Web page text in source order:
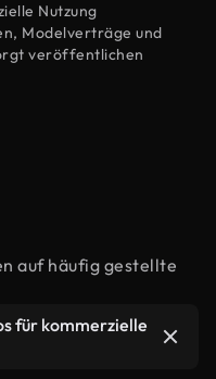
Nutzung
Modelverträge und
veröffentlichen
auf häufig gestellte
für kommerzielle